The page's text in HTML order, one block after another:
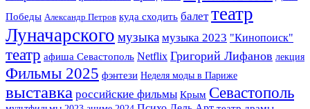
Победы Александр Петров куда сходить балет театр
Луначарского музыка музыка 2023 "Кинопоиск"
театр афиша Севастополь Netflix Григорий Лифанов лекция
Фильмы 2025 фэнтези Неделя моды в Париже
выставка российские фильмы Крым Севастополь